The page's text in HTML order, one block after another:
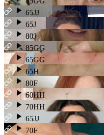
65JJ
65J
80J
85GG
65GG
65H
80F
60HH
70HH
65JJ
70F